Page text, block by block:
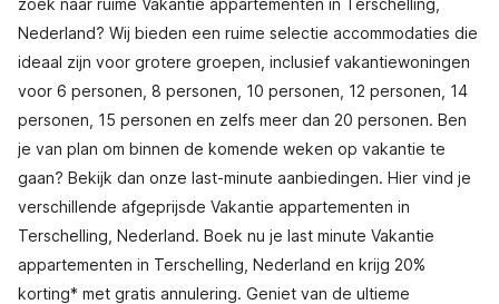
zoek naar ruime Vakantie appartementen in Terschelling,
Nederland? Wij bieden een ruime selectie accommodaties die
ideaal zijn voor grotere groepen, inclusief vakantiewoningen
voor 6 personen, 8 personen, 10 personen, 12 personen, 14
personen, 15 personen en zelfs meer dan 20 personen. Ben
je van plan om binnen de komende weken op vakantie te
gaan? Bekijk dan onze last-minute aanbiedingen. Hier vind je
verschillende afgeprijsde Vakantie appartementen in
Terschelling, Nederland. Boek nu je last minute Vakantie
appartementen in Terschelling, Nederland en krijg 20%
korting* met gratis annulering. Geniet van de ultieme